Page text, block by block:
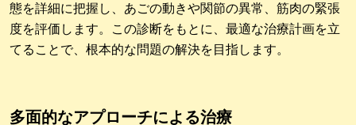
態を詳細に把握し、あごの動きや関節の異常、筋肉の緊張
度を評価します。この診断をもとに、最適な治療計画を立
てることで、根本的な問題の解決を目指します。
多面的なアプローチによる治療